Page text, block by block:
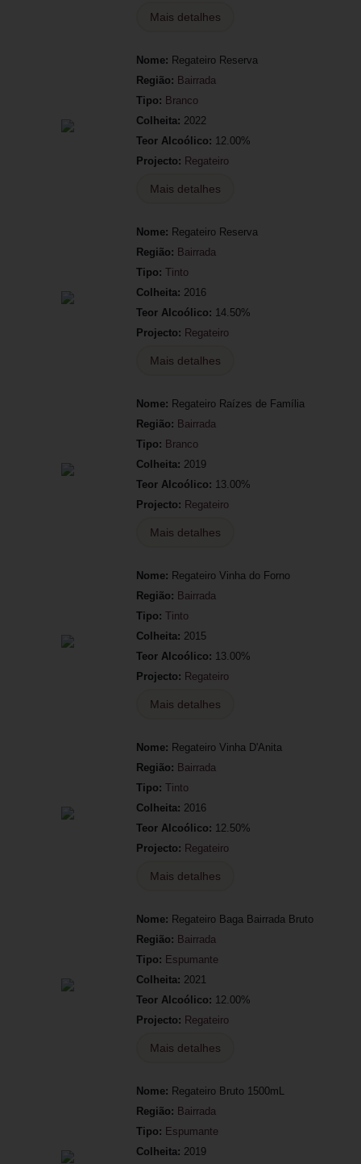
Mais detalhes
Nome: Regateiro Reserva
Região: Bairrada
Tipo: Branco
Colheita: 2022
Teor Alcoólico: 12.00%
Projecto: Regateiro
Mais detalhes
Nome: Regateiro Reserva
Região: Bairrada
Tipo: Tinto
Colheita: 2016
Teor Alcoólico: 14.50%
Projecto: Regateiro
Mais detalhes
Nome: Regateiro Raízes de Família
Região: Bairrada
Tipo: Branco
Colheita: 2019
Teor Alcoólico: 13.00%
Projecto: Regateiro
Mais detalhes
Nome: Regateiro Vinha do Forno
Região: Bairrada
Tipo: Tinto
Colheita: 2015
Teor Alcoólico: 13.00%
Projecto: Regateiro
Mais detalhes
Nome: Regateiro Vinha D'Anita
Região: Bairrada
Tipo: Tinto
Colheita: 2016
Teor Alcoólico: 12.50%
Projecto: Regateiro
Mais detalhes
Nome: Regateiro Baga Bairrada Bruto
Região: Bairrada
Tipo: Espumante
Colheita: 2021
Teor Alcoólico: 12.00%
Projecto: Regateiro
Mais detalhes
Nome: Regateiro Bruto 1500mL
Região: Bairrada
Tipo: Espumante
Colheita: 2019